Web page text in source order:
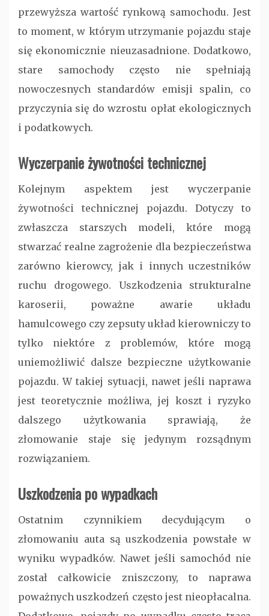
przewyższa wartość rynkową samochodu. Jest
to moment, w którym utrzymanie pojazdu staje
się ekonomicznie nieuzasadnione. Dodatkowo,
stare samochody często nie spełniają
nowoczesnych standardów emisji spalin, co
przyczynia się do wzrostu opłat ekologicznych
i podatkowych.
Wyczerpanie żywotności technicznej
Kolejnym aspektem jest wyczerpanie
żywotności technicznej pojazdu. Dotyczy to
zwłaszcza starszych modeli, które mogą
stwarzać realne zagrożenie dla bezpieczeństwa
zarówno kierowcy, jak i innych uczestników
ruchu drogowego. Uszkodzenia strukturalne
karoserii, poważne awarie układu
hamulcowego czy zepsuty układ kierowniczy to
tylko niektóre z problemów, które mogą
uniemożliwić dalsze bezpieczne użytkowanie
pojazdu. W takiej sytuacji, nawet jeśli naprawa
jest teoretycznie możliwa, jej koszt i ryzyko
dalszego użytkowania sprawiają, że
złomowanie staje się jedynym rozsądnym
rozwiązaniem.
Uszkodzenia po wypadkach
Ostatnim czynnikiem decydującym o
złomowaniu auta są uszkodzenia powstałe w
wyniku wypadków. Nawet jeśli samochód nie
został całkowicie zniszczony, to naprawa
poważnych uszkodzeń często jest nieopłacalna.